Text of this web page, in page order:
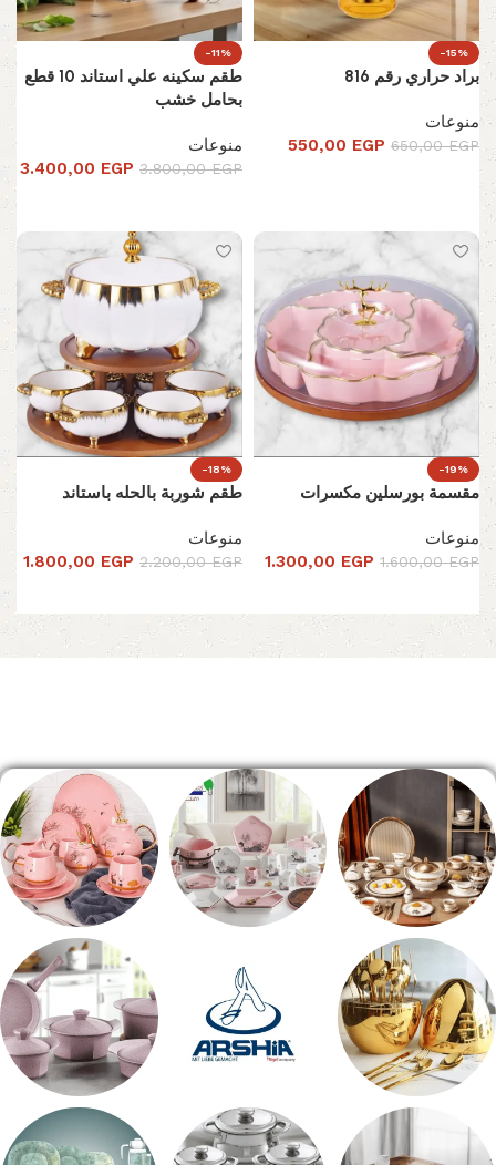
-15%
براد حراري رقم 816
منوعات
650,00EGP
550,00 EGP
-11%
طقم سكينه علي استاند 10 قطع
بحامل خشب
منوعات
3.800,00EGP
3.400,00 EGP
-19%
مقسمة بورسلين مكسرات
منوعات
1.600,00EGP
1.300,00 EGP
-18%
طقم شوربة بالحله باستاند
منوعات
2.200,00EGP
1.800,00 EGP
طقم سفره شاي بالجاتوه
ARSHiA حلل جرانيت